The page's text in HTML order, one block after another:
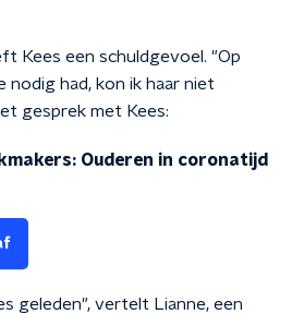
Kees een schuldgevoel. "Op
nodig had, kon ik haar niet
gesprek met Kees:
Ouderen in coronatijd
geleden", vertelt Lianne, een